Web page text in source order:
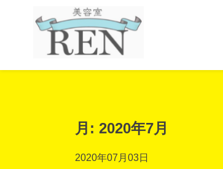
月: 2020年7月
2020年07月03日